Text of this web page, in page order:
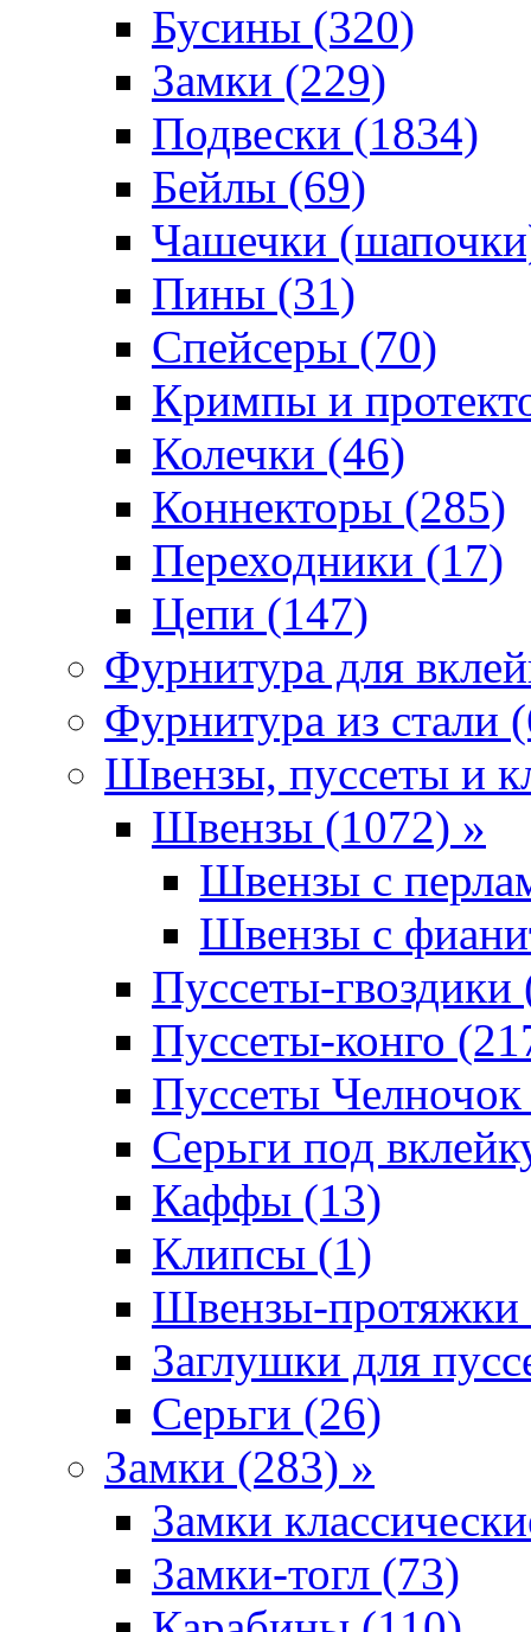
Бусины (320)
Замки (229)
Подвески (1834)
Бейлы (69)
Чашечки
Пины (31)
Спейсеры (70)
Кримпы и
Колечки (46)
Коннекторы (285)
Переходники (17)
Цепи (147)
Фурнитура для
Фурнитура из стали
Швензы, пуссеты и
Швензы (1072) »
Швензы с
Швензы с
Пуссеты-гвоздики
Пуссеты-конго
Пуссеты
Серьги под
Каффы (13)
Клипсы (1)
Швензы-протяжки
Заглушки для
Серьги (26)
Замки (283) »
Замки
Замки-тогл (73)